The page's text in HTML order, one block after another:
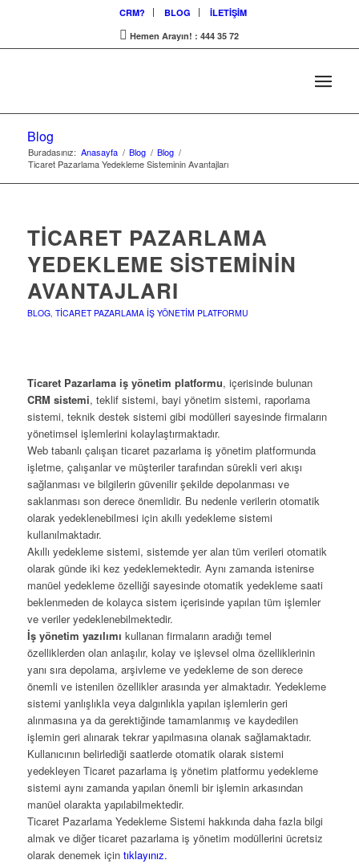
CRM? BLOG
İLETİŞİM
Hemen Arayın! : 444 35 72
Blog
Buradasınız: Anasayfa / Blog / Blog /
Ticaret Pazarlama Yedekleme Sisteminin Avantajları
TICARET PAZARLAMA
YEDEKLEME SISTEMININ
AVANTAJLARI
BLOG, TICARET PAZARLAMA İŞ YÖNETIM PLATFORMU
Ticaret Pazarlama iş yönetim platformu, içerisinde bulunan
CRM sistemi, teklif sistemi, bayi yönetim sistemi, raporlama
sistemi, teknik destek sistemi gibi modülleri sayesinde firmaların
yönetimsel işlemlerini kolaylaştırmaktadır.
Web tabanlı çalışan ticaret pazarlama iş yönetim platformunda
işletme, çalışanlar ve müşteriler tarafından sürekli veri akışı
sağlanması ve bilgilerin güvenilir şekilde depolanması ve
saklanması son derece önemlidir. Bu nedenle verilerin otomatik
olarak yedeklenebilmesi için akıllı yedekleme sistemi
kullanılmaktadır.
Akıllı yedekleme sistemi, sistemde yer alan tüm verileri otomatik
olarak günde iki kez yedeklemektedir. Aynı zamanda istenirse
manüel yedekleme özelliği sayesinde otomatik yedekleme saati
beklenmeden de kolayca sistem içerisinde yapılan tüm işlemler
ve veriler yedeklenebilmektedir.
İş yönetim yazılımı kullanan firmaların aradığı temel
özelliklerden olan anlaşılır, kolay ve işlevsel olma özelliklerinin
yanı sıra depolama, arşivleme ve yedekleme de son derece
önemli ve istenilen özellikler arasında yer almaktadır. Yedekleme
sistemi yanlışlıkla veya dalgınlıkla yapılan işlemlerin geri
alınmasına ya da gerektiğinde tamamlanmış ve kaydedilen
işlemin geri alınarak tekrar yapılmasına olanak sağlamaktadır.
Kullanıcının belirlediği saatlerde otomatik olarak sistemi
yedekleyen Ticaret pazarlama iş yönetim platformu yedekleme
sistemi aynı zamanda yapılan önemli bir işlemin arkasından
manüel olarakta yapılabilmektedir.
Ticaret Pazarlama Yedekleme Sistemi hakkında daha fazla bilgi
almak ve diğer ticaret pazarlama iş yönetim modüllerini ücretsiz
olarak denemek için tıklayınız.